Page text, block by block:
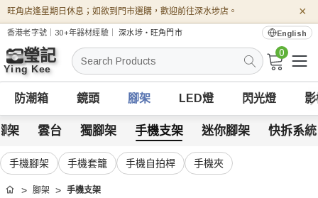
旺角店逢星期日休息；如欲到門市選購，歡迎前往深水埗店。 ×
香港老字號｜30+年器材經驗｜深水埗・旺角門市 English
搜
索
0
防潮箱 鏡頭 腳架 LED燈 閃光燈
架 雲台 獨腳架 手機支架 迷你腳架 快拆系統
手機腳架 手機套籠 手機自拍桿 手機夾
首頁 腳架 手機支架